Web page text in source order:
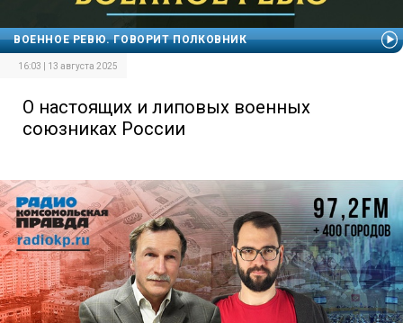
ВОЕННОЕ РЕВЮ. ГОВОРИТ ПОЛКОВНИК
16:03 | 13 августа 2025
О настоящих и липовых военных
союзниках России